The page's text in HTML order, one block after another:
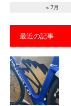
« 7月
最近の記事